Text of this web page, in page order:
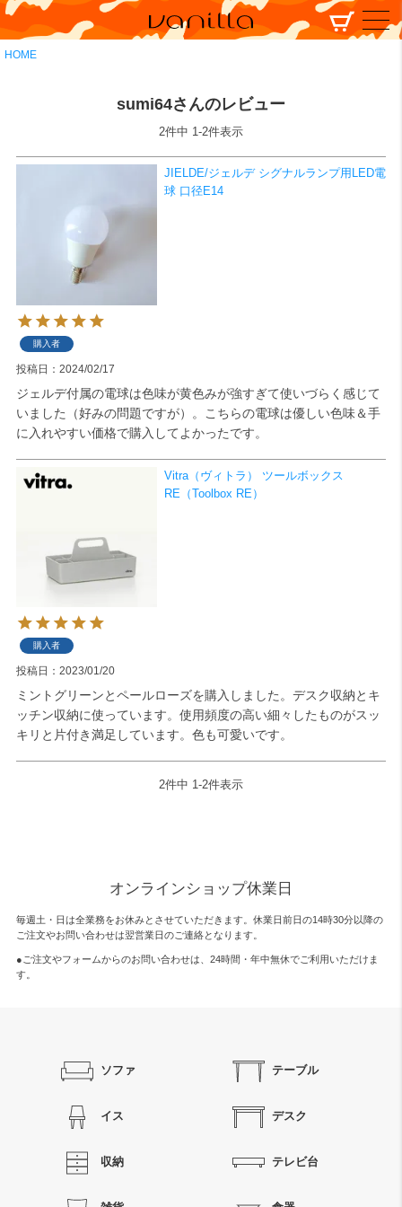
HOME
sumi64さんのレビュー
2件中 1-2件表示
JIELDE/ジェルデ シグナルランプ用LED電
球 口径E14
購入者
投稿日 2024/02/17
ジェルデ付属の電球は色味が黄色みが強すぎて使いづらく感じて
いました（好みの問題ですが）。こちらの電球は優しい色味＆手
に入れやすい価格で購入してよかったです。
Vitra（ヴィトラ） ツールボックス
RE（Toolbox RE）
購入者
投稿日 2023/01/20
ミントグリーンとペールローズを購入しました。デスク収納とキ
ッチン収納に使っています。使用頻度の高い細々したものがスッ
キリと片付き満足しています。色も可愛いです。
2件中 1-2件表示
オンラインショップ休業日
毎週土・日は全業務をお休みとさせていただきます。休業日前日の14時30分以降の
ご注文やお問い合わせは翌営業日のご連絡となります。
●ご注文やフォームからのお問い合わせは、 24時間・年中無休でご利用いただけま
す。
ソファ テーブル
イス デスク
収納 テレビ台